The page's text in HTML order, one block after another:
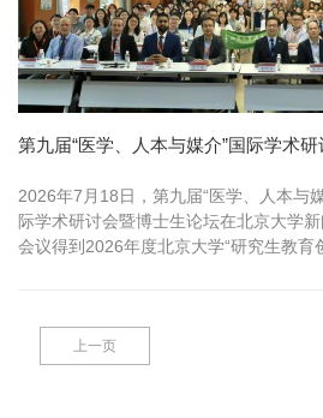
第九届“医学、人本与媒介”国际学术
2026年7月18日，第九届“医学、人本与
际学术研讨会暨博士生论坛在北京大学
会议得到2026年度北京大学“研究生教育
上一页